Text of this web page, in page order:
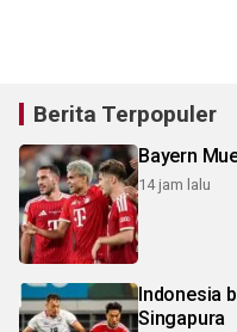
Berita Terpopuler
Bayern
14 jam lalu
Indonesia
Singapura